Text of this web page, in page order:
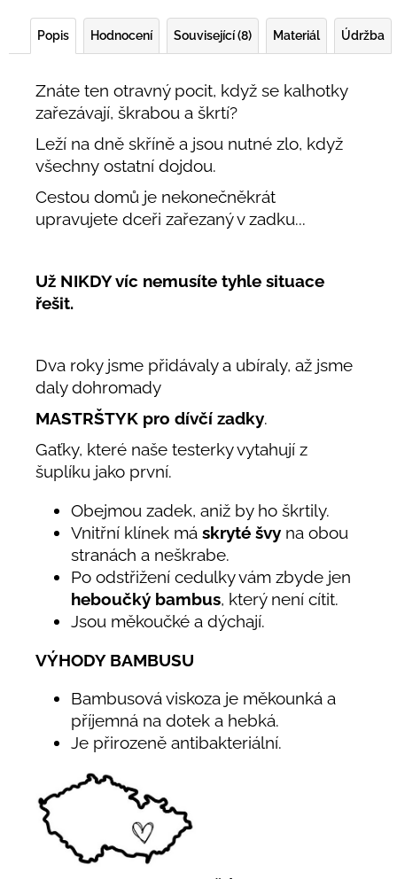
Popis Hodnocení Související (8) Materiál Údržba
Znáte ten otravný pocit, když se kalhotky
zařezávají, škrabou a škrtí?
Leží na dně skříně a jsou nutné zlo, když
všechny ostatní dojdou.
Cestou domů je nekonečněkrát
upravujete dceři zařezaný v zadku...
Už NIKDY víc nemusíte tyhle situace
řešit.
Dva roky jsme přidávaly a ubíraly, až jsme
daly dohromady
MASTRŠTYK pro dívčí zadky.
Gaťky, které naše testerky vytahují z
šuplíku jako první.
Obejmou zadek, aniž by ho škrtily.
Vnitřní klínek má skryté švy na obou
stranách a neškrabe.
Po odstřižení cedulky vám zbyde jen
heboučký bambus, který není cítit.
Jsou měkoučké a dýchají.
VÝHODY BAMBUSU
Bambusová viskoza je měkounká a
příjemná na dotek a hebká.
Je přirozeně antibakteriální.